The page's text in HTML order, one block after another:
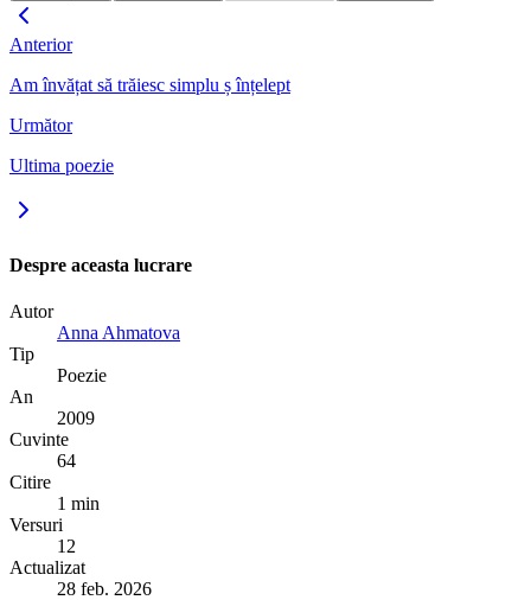
Anterior
Am învățat să trăiesc simplu ș înțelept
Următor
Ultima poezie
Despre aceasta lucrare
Autor
Anna Ahmatova
Tip
Poezie
An
2009
Cuvinte
64
Citire
1 min
Versuri
12
Actualizat
28 feb. 2026